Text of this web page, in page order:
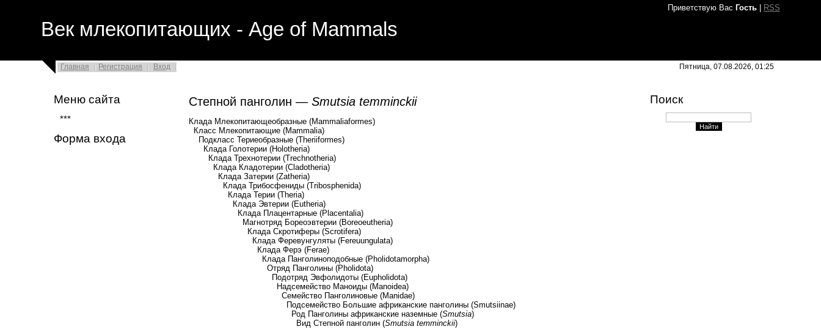
Приветствую Вас Гость| RSS
Век млекопитающих - Age of Mammals
Главная Регистрация Вход Пятница, 07.08.2026, 01:25
Меню сайта
***
Форма входа
Степной панголин — Smutsia temminckii
Клада Млекопитающеобразные (Mammaliaformes)
Класс Млекопитающие (Mammalia)
Подкласс Териеобразные (Theriiformes)
Клада Голотерии (Holotheria)
Клада Трехнотерии (Trechnotheria)
Клада Кладотерии (Cladotheria)
Клада Затерии (Zatheria)
Клада Трибосфениды (Tribosphenida)
Клада Терии (Theria)
Клада Эвтерии (Eutheria)
Клада Плацентарные (Placentalia)
Магнотряд Бореоэвтерии (Boreoeutheria)
Клада Скротиферы (Scrotifera)
Клада Феревунгуляты (Fereuungulata)
Клада Ферэ (Ferae)
Клада Панголиноподобные (Pholidotamorpha)
Отряд Панголины (Pholidota)
Подотряд Эвфолидоты (Eupholidota)
Надсемейство Маноиды (Manoidea)
Семейство Панголиновые (Manidae)
Подсемейство Большие африканские панголины (Smutsiinae)
Род Панголины африканские наземные (Smutsia)
Вид Степной панголин (Smutsia temminckii)
Поиск